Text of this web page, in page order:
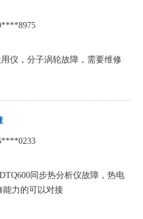
仪，分子涡轮故障，需要维修
同步热分析仪故障，热电
能力的可以对接